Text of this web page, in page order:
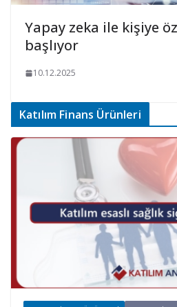
Yapay zeka ile kişiye
başlıyor
10.12.2025
Katılım Finans Ürünleri